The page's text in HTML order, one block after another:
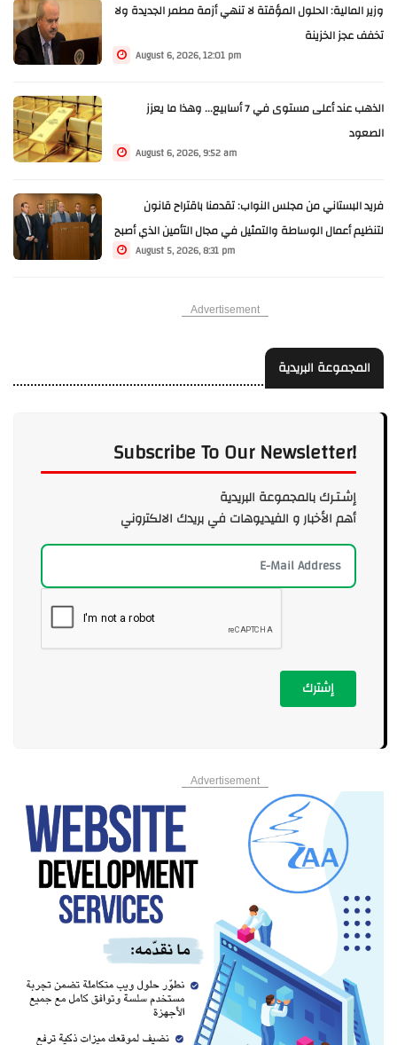
وزير المالية: الحلول المؤقتة لا تنهي أزمة مطمر الجديدة ولا
تخفف عجز الخزينة
August 6, 2026, 12:01 pm
الذهب عند أعلى مستوى في 7 أسابيع... وهذا ما يعزز
الصعود
August 6, 2026, 9:52 am
فريد البستاني من مجلس النواب: تقدمنا باقتراح قانون
لتنظيم أعمال الوساطة والتمثيل في مجال التأمين الذي أصبح
August 5, 2026, 8:31 pm
Advertisement
المجموعة البريدية
Subscribe To Our Newsletter!
إشـتـرك بالمجموعة البريدية
أهم الأخبار و الفيديوهات في بريدك الالكتروني
إشترك
Advertisement